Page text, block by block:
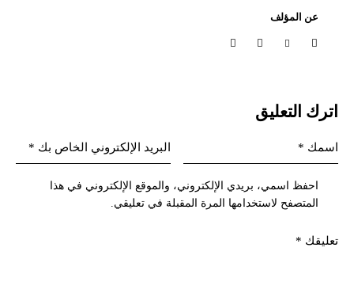
عن المؤلف
اترك التعليق
احفظ اسمي، بريدي الإلكتروني، والموقع الإلكتروني في هذا
المتصفح لاستخدامها المرة المقبلة في تعليقي.